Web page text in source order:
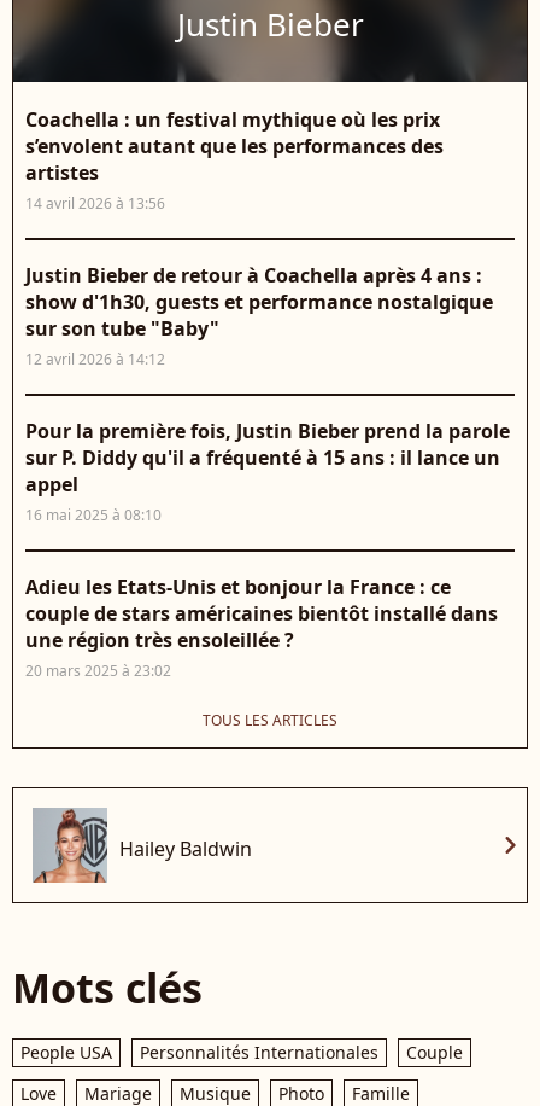
Justin Bieber
Coachella : un festival mythique où les prix
s’envolent autant que les performances des
artistes
14 avril 2026 à 13:56
Justin Bieber de retour à Coachella après 4 ans :
show d'1h30, guests et performance nostalgique
sur son tube "Baby"
12 avril 2026 à 14:12
Pour la première fois, Justin Bieber prend la parole
sur P. Diddy qu'il a fréquenté à 15 ans : il lance un
appel
16 mai 2025 à 08:10
Adieu les Etats-Unis et bonjour la France : ce
couple de stars américaines bientôt installé dans
une région très ensoleillée ?
20 mars 2025 à 23:02
TOUS LES ARTICLES
Hailey Baldwin chevron_right
Mots clés
People USA Personnalités Internationales
Couple
Love
Mariage Musique Photo
Famille